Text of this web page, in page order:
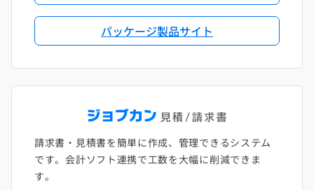
パッケージ製品サイト
請求書・見積書を簡単に作成、管理できるシステム
です。会計ソフト連携で工数を大幅に削減できま
す。